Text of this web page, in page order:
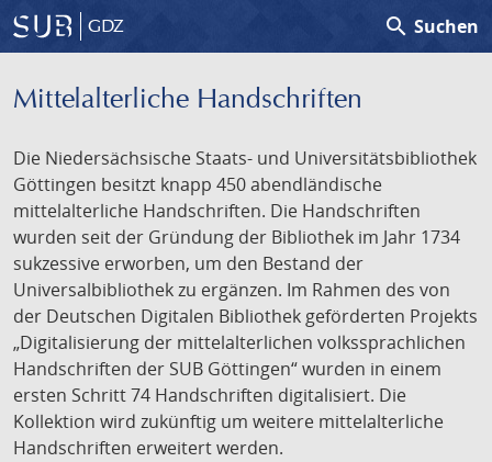
GDZ search Suchen
Mittelalterliche Handschriften
Die Niedersächsische Staats- und Universitätsbibliothek
Göttingen besitzt knapp 450 abendländische
mittelalterliche Handschriften. Die Handschriften
wurden seit der Gründung der Bibliothek im Jahr 1734
sukzessive erworben, um den Bestand der
Universalbibliothek zu ergänzen. Im Rahmen des von
der Deutschen Digitalen Bibliothek geförderten Projekts
„Digitalisierung der mittelalterlichen volkssprachlichen
Handschriften der SUB Göttingen“ wurden in einem
ersten Schritt 74 Handschriften digitalisiert. Die
Kollektion wird zukünftig um weitere mittelalterliche
Handschriften erweitert werden.